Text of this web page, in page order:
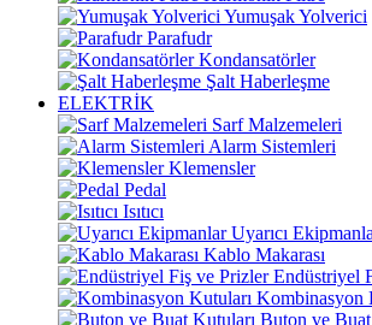
Yumuşak Yolverici
Parafudr
Kondansatörler
Şalt Haberleşme
ELEKTRİK
Sarf Malzemeleri
Alarm Sistemleri
Klemensler
Pedal
Isıtıcı
Uyarıcı
Kablo Makarası
Endüstriyel
Kombinasyon
Buton ve